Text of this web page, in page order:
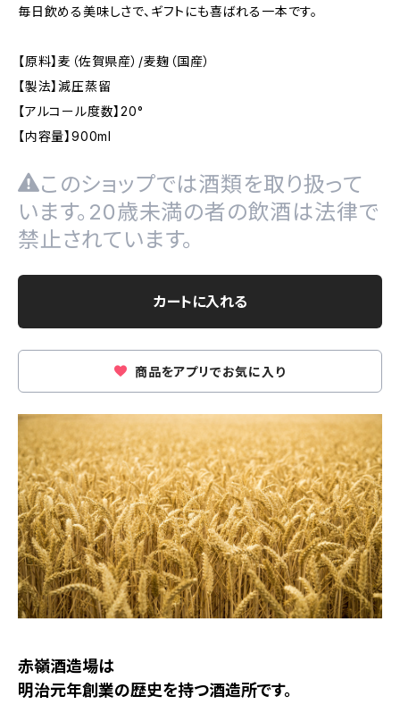
毎日飲める美味しさで、ギフトにも喜ばれる一本です。
【原料】麦（佐賀県産）/麦麹（国産）
【製法】減圧蒸留
【アルコール度数】20°
【内容量】900ml
このショップでは酒類を取り扱って
います。20歳未満の者の飲酒は法律で
禁止されています。
カートに入れる
商品をアプリでお気に入り
赤嶺酒造場は
明治元年創業の歴史を持つ酒造所です。